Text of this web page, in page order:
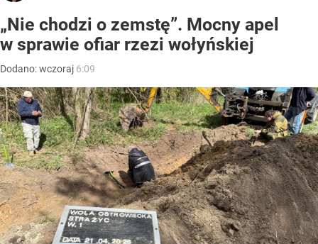
„Nie chodzi o zemstę”. Mocny apel
w sprawie ofiar rzezi wołyńskiej
Dodano:wczoraj 6:09